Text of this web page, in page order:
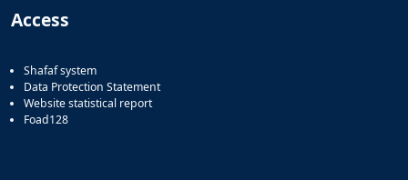
Access
Shafaf system
Data Protection Statement
Website statistical report
Foad128